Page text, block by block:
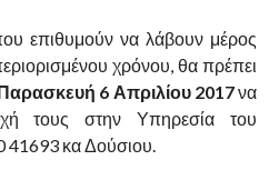
επιθυμούν να λάβουν μέρος
χρόνου, θα πρέπει
6 Απριλίου 2017να
τους στην Υπηρεσία του
41693 κα Δούσιου.